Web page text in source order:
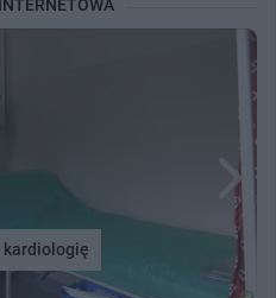
kardiologię